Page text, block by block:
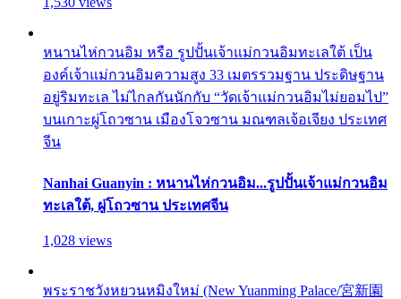
หนานไห่กวนอิม หรือ รูปปั้นเจ้าแม่กวนอิมทะเลใต้ เป็น
องค์เจ้าแม่กวนอิมความสูง 33 เมตรรวมฐาน ประดิษฐาน
อยู่ริมทะเล ไม่ไกลกันนักกับ “วัดเจ้าแม่กวนอิมไม่ยอมไป”
บนเกาะผู่โถวซาน เมืองโจวซาน มณฑลเจ้อเจียง ประเทศ
จีน
Nanhai Guanyin : หนานไห่กวนอิม...รูปปั้นเจ้าแม่กวนอิม
ทะเลใต้, ผู่โถวซาน ประเทศจีน
1,028 views
พระราชวังหยวนหมิงใหม่ (New Yuanming Palace/宮新園